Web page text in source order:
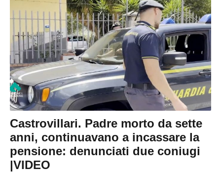
Castrovillari. Padre morto da sette
anni, continuavano a incassare la
pensione: denunciati due coniugi
|VIDEO